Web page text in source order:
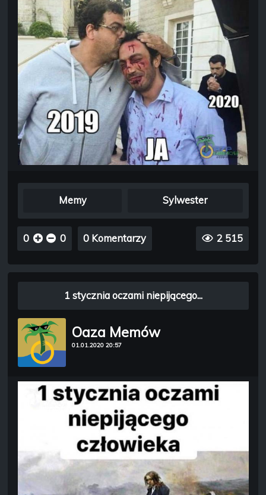
Memy Sylwester
0 0 0 Komentarzy 2 515
Oaza Memów
01.01.2020 20:57
1 stycznia oczami niepijącego...